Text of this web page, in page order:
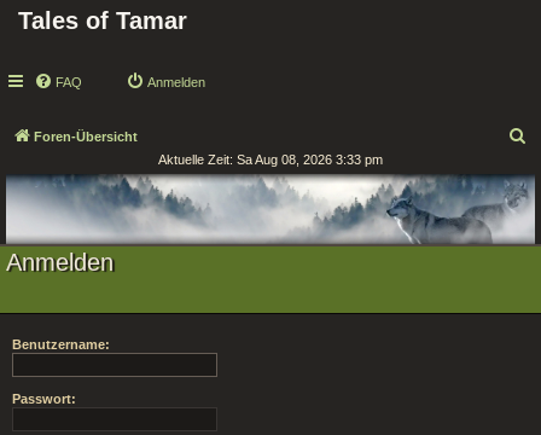
Tales of Tamar
FAQ Anmelden
Foren-Übersicht
c
e
Aktuelle Zeit: Sa Aug 08, 2026 3:33 pm
Anmelden
Benutzername:
Passwort: